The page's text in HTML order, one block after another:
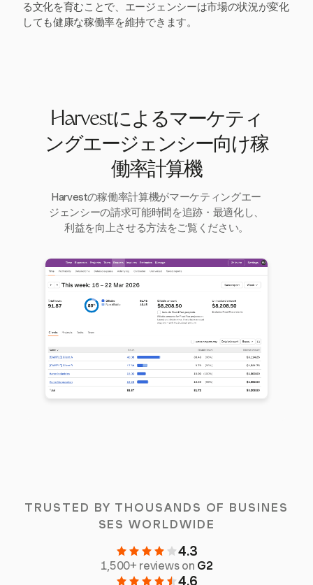
る文化を育むことで、エージェンシーは市場の状況が変化
しても健康な稼働率を維持できます。
Harvestによるマーケティ
ングエージェンシー向け稼
働率計算機
Harvestの稼働率計算機がマーケティングエー
ジェンシーの請求可能時間を追跡・最適化し、
利益を向上させる方法をご覧ください。
TRUSTED BY THOUSANDS OF BUSINES
SES WORLDWIDE
4.3
1,500+ reviews on G2
4.6